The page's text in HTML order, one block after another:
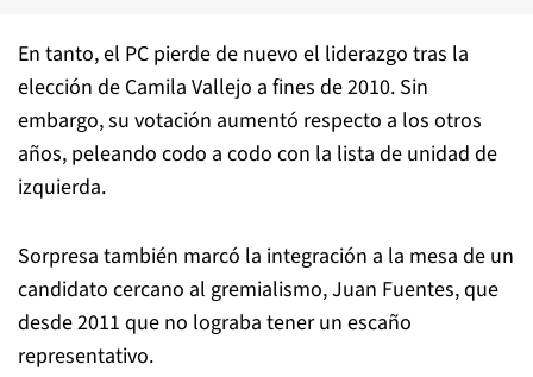
En tanto, el PC pierde de nuevo el liderazgo tras la
elección de Camila Vallejo a fines de 2010. Sin
embargo, su votación aumentó respecto a los otros
años, peleando codo a codo con la lista de unidad de
izquierda.
Sorpresa también marcó la integración a la mesa de un
candidato cercano al gremialismo, Juan Fuentes, que
desde 2011 que no lograba tener un escaño
representativo.